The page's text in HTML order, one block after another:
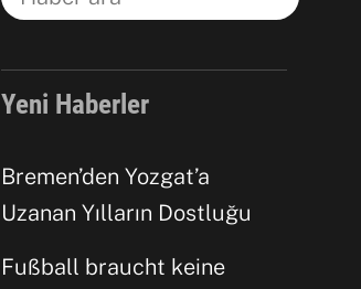
Yeni Haberler
Bremen’den Yozgat’a
Uzanan Yılların Dostluğu
Fußball braucht keine